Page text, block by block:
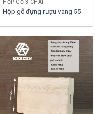
HỘP GỖ 3 CHAI
Hộp gỗ đựng rượu vang 55